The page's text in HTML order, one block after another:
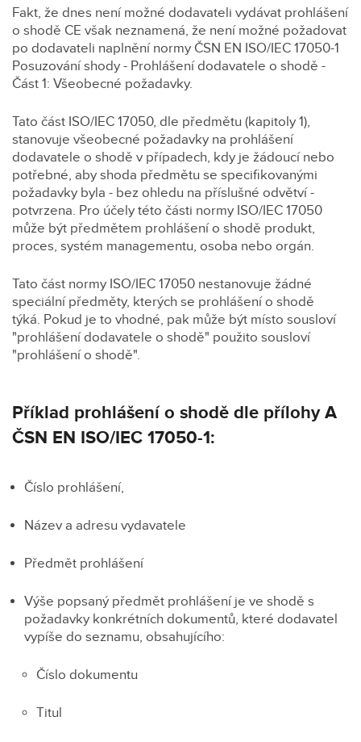
Fakt, že dnes není možné dodavateli vydávat prohlášení
o shodě CE však neznamená, že není možné požadovat
po dodavateli naplnění normy ČSN EN ISO/IEC 17050-1
Posuzování shody - Prohlášení dodavatele o shodě -
Část 1: Všeobecné požadavky.
Tato část ISO/IEC 17050, dle předmětu (kapitoly 1),
stanovuje všeobecné požadavky na prohlášení
dodavatele o shodě v případech, kdy je žádoucí nebo
potřebné, aby shoda předmětu se specifikovanými
požadavky byla - bez ohledu na příslušné odvětví -
potvrzena. Pro účely této části normy ISO/IEC 17050
může být předmětem prohlášení o shodě produkt,
proces, systém managementu, osoba nebo orgán.
Tato část normy ISO/IEC 17050 nestanovuje žádné
speciální předměty, kterých se prohlášení o shodě
týká. Pokud je to vhodné, pak může být místo sousloví
"prohlášení dodavatele o shodě" použito sousloví
"prohlášení o shodě".
Příklad prohlášení o shodě dle přílohy A
ČSN EN ISO/IEC 17050-1:
Číslo prohlášení,
Název a adresu vydavatele
Předmět prohlášení
Výše popsaný předmět prohlášení je ve shodě s
požadavky konkrétních dokumentů, které dodavatel
vypíše do seznamu, obsahujícího:
Číslo dokumentu
Titul